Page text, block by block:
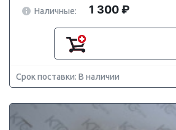
Наличные:
1 300 ₽
Срок поставки: В наличии